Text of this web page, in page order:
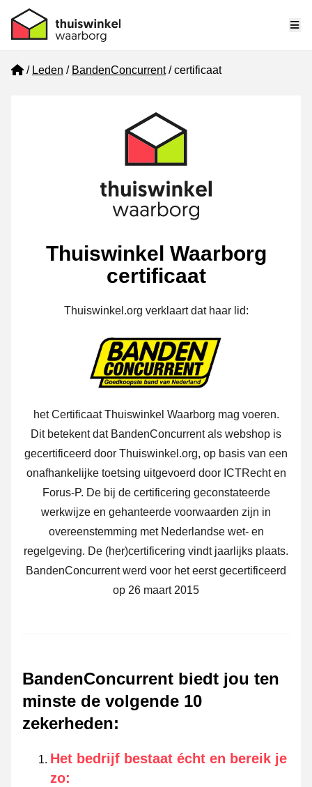
Home
Leden BandenConcurrent certificaat
Thuiswinkel Waarborg
certificaat
Thuiswinkel.org verklaart dat haar lid:
het Certificaat Thuiswinkel Waarborg mag voeren.
Dit betekent dat BandenConcurrent als webshop is
gecertificeerd door Thuiswinkel.org, op basis van een
onafhankelijke toetsing uitgevoerd door ICTRecht en
Forus-P. De bij de certificering geconstateerde
werkwijze en gehanteerde voorwaarden zijn in
overeenstemming met Nederlandse wet- en
regelgeving. De (her)certificering vindt jaarlijks plaats.
BandenConcurrent werd voor het eerst gecertificeerd
op 26 maart 2015
BandenConcurrent biedt jou ten
minste de volgende 10
zekerheden:
Het bedrijf bestaat écht en bereik je
zo: